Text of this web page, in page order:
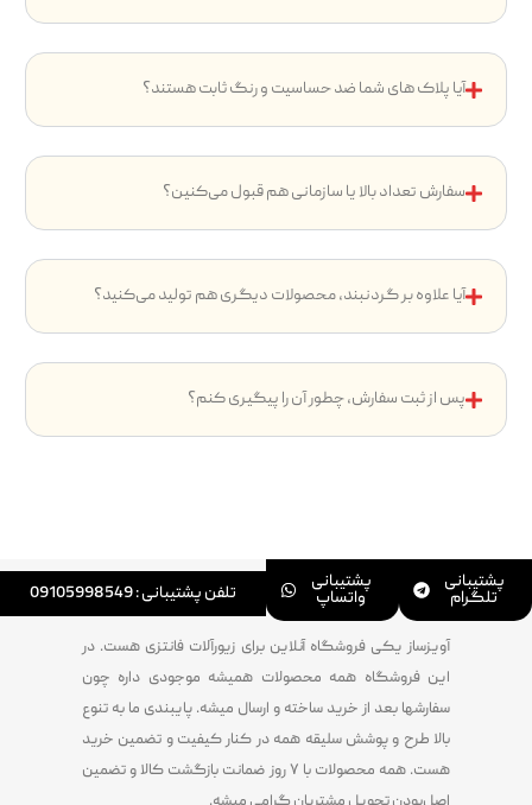
آیا پلاک های شما ضد حساسیت و رنگ ثابت هستند؟
سفارش تعداد بالا یا سازمانی هم قبول می‌کنین؟
آیا علاوه بر گردنبند، محصولات دیگری هم تولید می‌کنید؟
پس از ثبت سفارش، چطور آن را پیگیری کنم؟
پشتیبانی
تلگرام
پشتیبانی
واتساپ تلفن پشتیبانی : 09105998549
آویزساز یکی فروشگاه آنلاین برای زیورآلات فانتزی هست. در
این فروشگاه همه محصولات همیشه موجودی داره چون
سفارشها بعد از خرید ساخته و ارسال میشه. پایبندی ما به تنوع
بالا طرح و پوشش سلیقه همه در کنار کیفیت و تضمین خرید
هست. همه محصولات با ۷ روز ضمانت بازگشت کالا و تضمین